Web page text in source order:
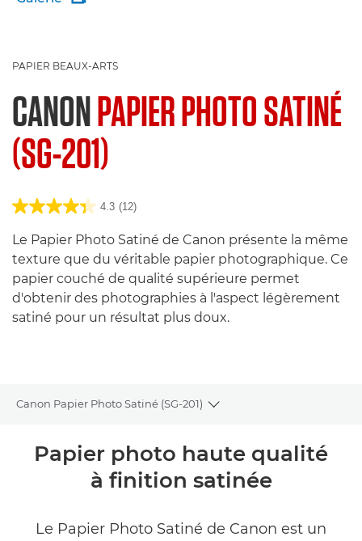
PAPIER BEAUX-ARTS
CANONPAPIER PHOTO SATINÉ
(SG-201)
4.3 (12)
Le Papier Photo Satiné de Canon présente la même
texture que du véritable papier photographique. Ce
papier couché de qualité supérieure permet
d'obtenir des photographies à l'aspect légèrement
satiné pour un résultat plus doux.
Canon Papier Photo Satiné (SG-201)
Toggle breadcrumbs
Présentation
Caractéristiques
Commentaires
Papier photo haute qualité
à finition satinée
Le Papier Photo Satiné de Canon est un